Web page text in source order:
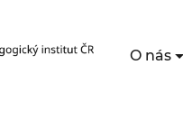
O nás